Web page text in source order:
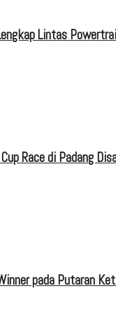
Lintas
Race di Padang
pada Putaran